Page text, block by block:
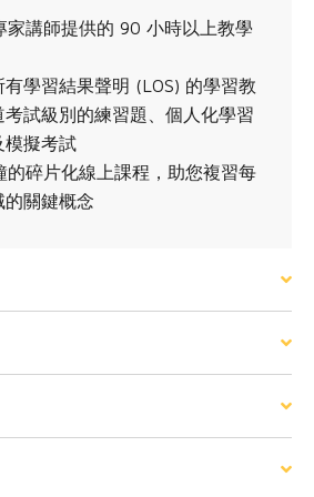
家講師提供的 90 小時以上教學
學習結果聲明 (LOS) 的學習教
考試級別的練習題、個人化學習
模擬考試
碎片化線上課程，助您複習每
關鍵概念